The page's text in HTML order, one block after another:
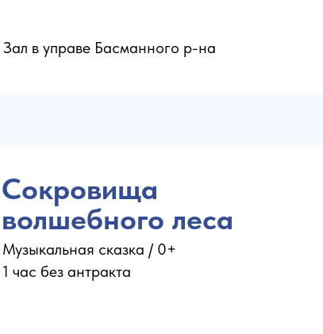
Зал в управе Басманного р-на
Сокровища
волшебного леса
Музыкальная сказка / 0+
1 час без антракта